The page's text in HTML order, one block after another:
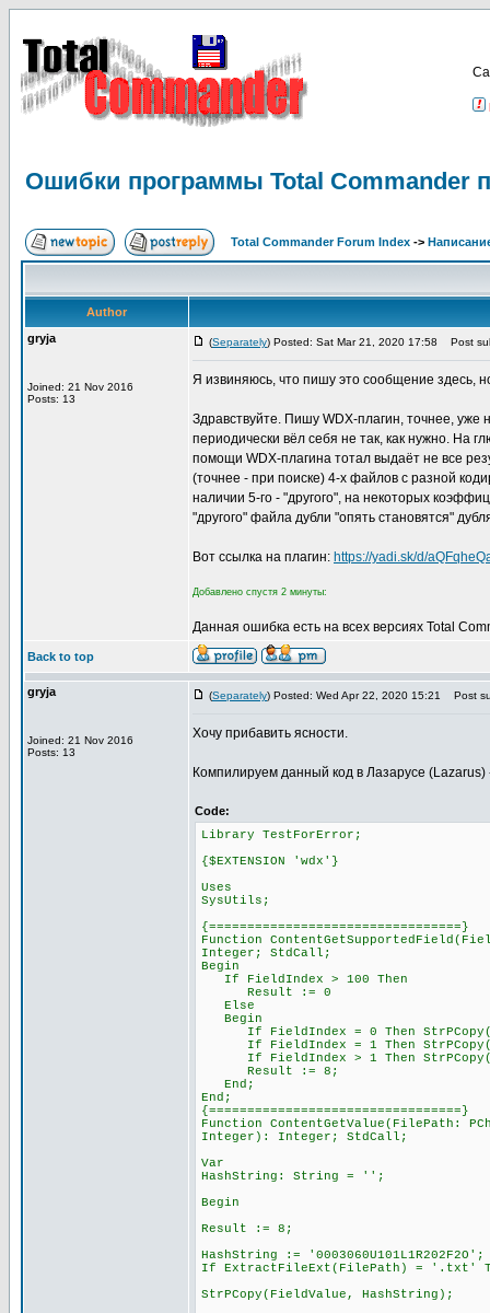
Ошибки программы Total Commander
Total Commander Forum Index ->
Author
gryja
Joined: 21 Nov 2016
Posts: 13
(Separately) Posted: Sat Mar 21, 2020 17:58 Post
Я извиняюсь, что пишу это сообщение здесь,
Здравствуйте. Пишу WDX-плагин, точнее, уже
периодически вёл себя не так, как нужно. На
помощи WDX-плагина тотал выдаёт не все
(точнее - при поиске) 4-х файлов с разной
наличии 5-го - "другого", на некоторых
"другого" файла дубли "опять становятся"
Вот ссылка на плагин: https://yadi.sk/d/
Добавлено спустя 2 минуты:
Данная ошибка есть на всех версиях Total
Back to top
gryja
Joined: 21 Nov 2016
Posts: 13
(Separately) Posted: Wed Apr 22, 2020 15:21 Post
Хочу прибавить ясности.
Компилируем данный код в Лазарусе (Lazarus)
Code:
Library TestForError;
{$EXTENSION 'wdx'}
Uses
SysUtils;
{=================================}
Function
Integer; StdCall;
Begin
If FieldIndex > 100 Then
Result := 0
Else
Begin
If FieldIndex = 0 Then
If FieldIndex = 1 Then
If FieldIndex > 1 Then
Result := 8;
End;
End;
{=================================}
Function ContentGetValue(FilePath:
Integer): Integer; StdCall;
Var
HashString: String = '';
Begin
Result := 8;
HashString := '0003060U101L1R202F2O';
If ExtractFileExt(FilePath) = '.txt'
StrPCopy(FieldValue, HashString);